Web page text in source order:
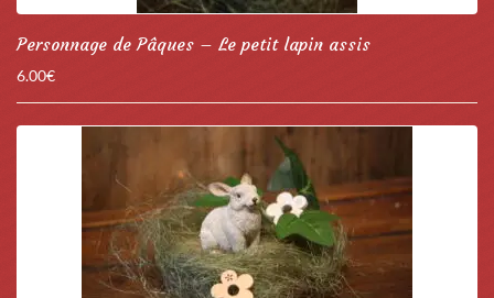
Personnage de Pâques – Le petit lapin assis
6.00€